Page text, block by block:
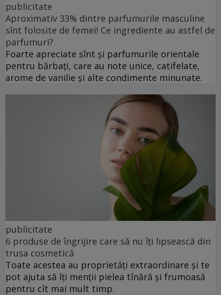
publicitate
Aproximativ 33% dintre parfumurile masculine
sînt folosite de femei! Ce ingrediente au astfel de
parfumuri?
Foarte apreciate sînt și parfumurile orientale
pentru bărbați, care au note unice, catifelate,
arome de vanilie și alte condimente minunate.
publicitate
6 produse de îngrijire care să nu îți lipsească din
trusa cosmetică
Toate acestea au proprietăți extraordinare și te
pot ajuta să îți menții pielea tînără și frumoasă
pentru cît mai mult timp.